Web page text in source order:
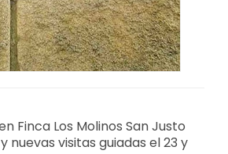
Finca Los Molinos San Justo
nuevas visitas guiadas el 23 y